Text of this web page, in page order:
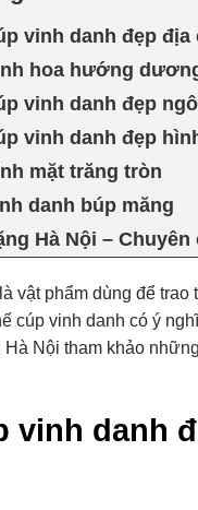
vinh danh đẹp địa
hoa hướng
vinh danh đẹp
vinh danh đẹp
mặt trăng tròn
danh búp măng
Hà Nội –
vật phẩm dùng để
cúp vinh danh có ý
Hà Nội tham khảo
vinh danh